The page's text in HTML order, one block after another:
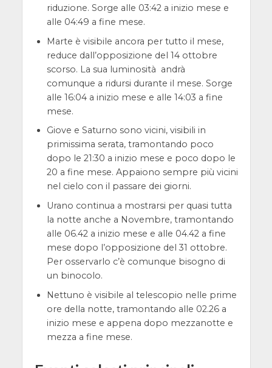
riduzione. Sorge alle 03:42 a inizio mese e
alle 04:49 a fine mese.
Marte è visibile ancora per tutto il mese,
reduce dall’opposizione del 14 ottobre
scorso. La sua luminosità andrà
comunque a ridursi durante il mese. Sorge
alle 16:04 a inizio mese e alle 14:03 a fine
mese.
Giove e Saturno sono vicini, visibili in
primissima serata, tramontando poco
dopo le 21:30 a inizio mese e poco dopo le
20 a fine mese. Appaiono sempre più vicini
nel cielo con il passare dei giorni.
Urano continua a mostrarsi per quasi tutta
la notte anche a Novembre, tramontando
alle 06.42 a inizio mese e alle 04.42 a fine
mese dopo l’opposizione del 31 ottobre.
Per osservarlo c’è comunque bisogno di
un binocolo.
Nettuno è visibile al telescopio nelle prime
ore della notte, tramontando alle 02.26 a
inizio mese e appena dopo mezzanotte e
mezza a fine mese.